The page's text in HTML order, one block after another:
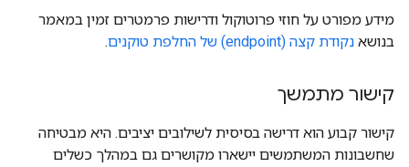
מידע מפורט על חוזי פרוטוקול ודרישות פרמטרים זמין במאמר
בנושא נקודת קצה (endpoint) של החלפת טוקנים .
קישור מתמשך
קישור קבוע הוא דרישה בסיסית לשילובים יציבים. היא מבטיחה
שחשבונות המשתמשים יישארו מקושרים גם במהלך כשלים